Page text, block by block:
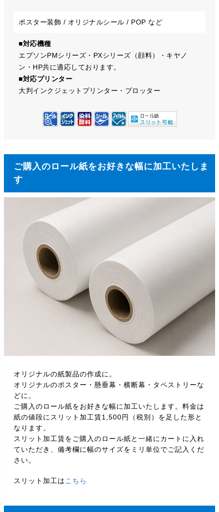
ポスター装飾 / オリジナルシール / POP など
■対応機種
エプソンPMシリーズ・PXシリーズ（顔料）・キヤノ
ン・HP共に適応しております。
■対応プリンター
大判インクジェットプリンター・プロッター
ご購入のロール紙をお好きな幅に加工いたしま
す
オリジナルの紙製品の作成に。
オリジナルのポスター・懸垂幕・横断幕・タペストリーな
どに。
ご購入のロール紙をお好きな幅に加工いたします。料金は
紙の値段にスリット加工賃1,500円（税別）を足した形と
なります。
スリット加工賃をご購入のロール紙と一緒にカートに入れ
ていただき、備考欄に幅のサイズをミリ単位でご記入くだ
さい。
スリット加工はこちら